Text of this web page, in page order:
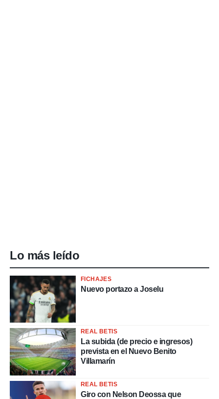
Lo más leído
FICHAJES
Nuevo portazo a Joselu
REAL BETIS
La subida (de precio e ingresos)
prevista en el Nuevo Benito
Villamarín
REAL BETIS
Giro con Nelson Deossa que